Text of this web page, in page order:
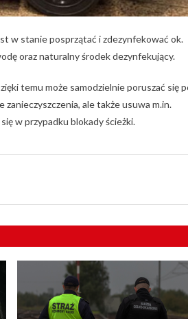
w stanie posprzątać i zdezynfekować ok.
oraz naturalny środek dezynfekujący.
temu może samodzielnie poruszać się
ale także usuwa m.in.
w przypadku blokady ścieżki.